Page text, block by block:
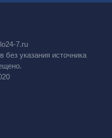
7.ru
без указания источника